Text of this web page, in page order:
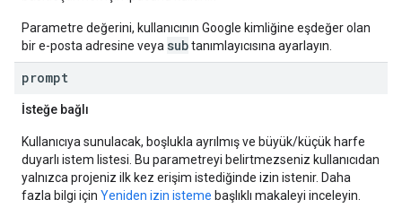
Parametre değerini, kullanıcının Google kimliğine eşdeğer olan
bir e-posta adresine veya subtanımlayıcısına ayarlayın.
prompt
İsteğe bağlı
Kullanıcıya sunulacak, boşlukla ayrılmış ve büyük/küçük harfe
duyarlı istem listesi. Bu parametreyi belirtmezseniz kullanıcıdan
yalnızca projeniz ilk kez erişim istediğinde izin istenir. Daha
fazla bilgi için Yeniden izin isteme başlıklı makaleyi inceleyin.